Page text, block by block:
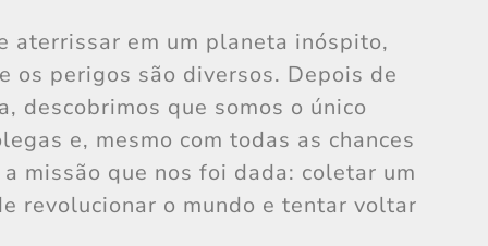
aterrissar em um planeta inóspito,
os perigos são diversos. Depois de
descobrimos que somos o único
e, mesmo com todas as chances
missão que nos foi dada: coletar um
revolucionar o mundo e tentar voltar